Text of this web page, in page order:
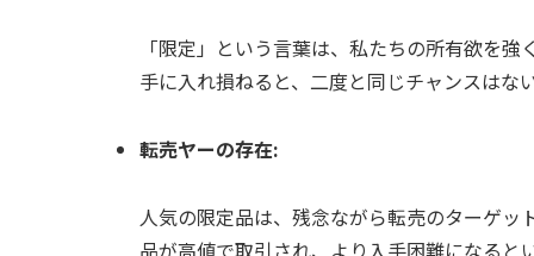
「限定」という言葉は、私たちの所有欲を
手に入れ損ねると、二度と同じチャンスは
転売ヤーの存在:
人気の限定品は、残念ながら転売のターゲッ
品が高値で取引され、より入手困難になると